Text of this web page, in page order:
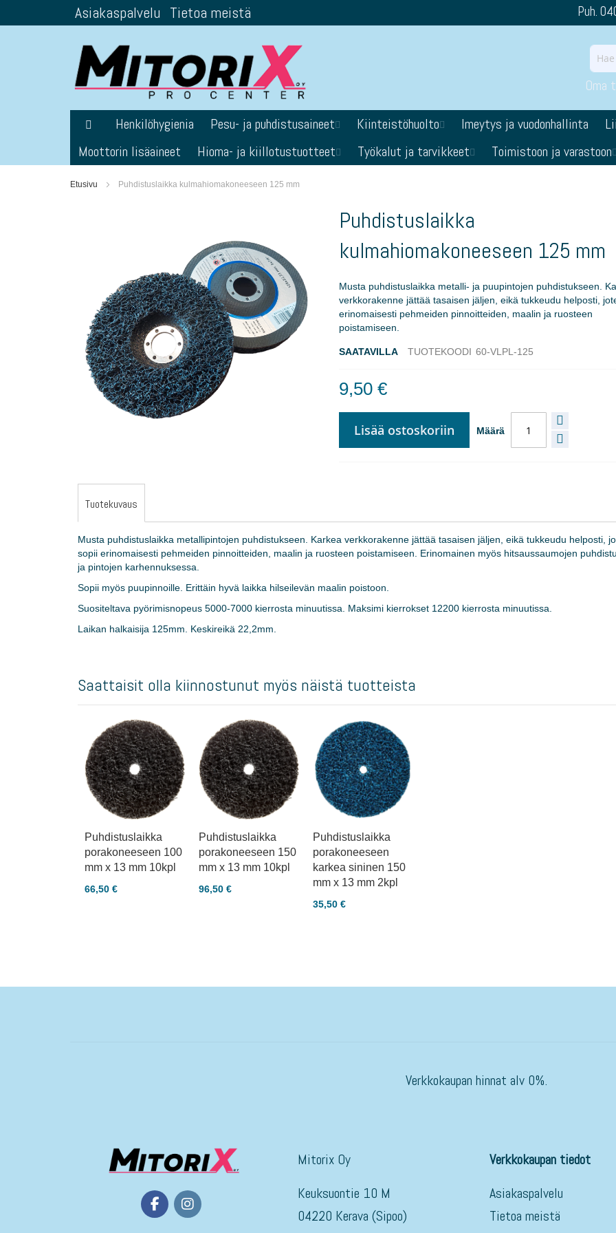
Skip
Content
Asiakaspalvelu Tietoa meistä Puh.
Oma
Henkilöhygienia Pesu- ja puhdistusaineet Kiinteistöhuolto Imeytys ja vuodonhallinta
Moottorin lisäaineet
Hioma- ja kiillotustuotteet Työkalut ja tarvikkeet Toimistoon ja varastoon
Etusivu Puhdistuslaikka kulmahiomakoneeseen 125 mm
gallery
beginning
the
images
gallery
Puhdistuslaikka
kulmahiomakoneeseen 125 mm
Musta puhdistuslaikka metalli- ja puupintojen puhdistukseen.
verkkorakenne jättää tasaisen jäljen, eikä tukkeudu helposti,
erinomaisesti pehmeiden pinnoitteiden, maalin ja ruosteen
poistamiseen.
SAATAVILLA TUOTEKOODI 60-VLPL-125
9,50 €
Määrä
Lisää ostoskoriin
Tuotekuvaus
Musta puhdistuslaikka metallipintojen puhdistukseen. Karkea verkkorakenne jättää tasaisen jäljen, eikä tukkeudu helposti,
sopii erinomaisesti pehmeiden pinnoitteiden, maalin ja ruosteen poistamiseen. Erinomainen myös hitsaussaumojen
ja pintojen karhennuksessa.
Sopii myös puupinnoille. Erittäin hyvä laikka hilseilevän maalin poistoon.
Suositeltava pyörimisnopeus 5000-7000 kierrosta minuutissa. Maksimi kierrokset 12200 kierrosta minuutissa.
Laikan halkaisija 125mm. Keskireikä 22,2mm.
Saattaisit olla kiinnostunut myös näistä tuotteista
Puhdistuslaikka
porakoneeseen 100
mm x 13 mm 10kpl
66,50 €
Puhdistuslaikka
porakoneeseen 150
mm x 13 mm 10kpl
96,50 €
Puhdistuslaikka
porakoneeseen
karkea sininen 150
mm x 13 mm 2kpl
35,50 €
Verkkokaupan hinnat alv 0%.
Mitorix Oy
Keuksuontie 10 M
04220 Kerava (Sipoo)
Verkkokaupan tiedot
Asiakaspalvelu
Tietoa meistä